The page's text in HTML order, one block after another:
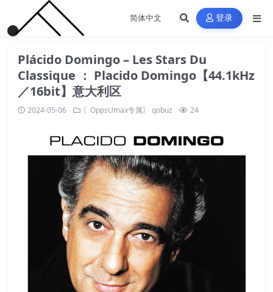
登录
Plácido Domingo – Les Stars Du
Classique ： Placido Domingo【44.1kHz
／16bit】意大利区
2024-05-06 〖OppsUmax专属〗 qobuz 24